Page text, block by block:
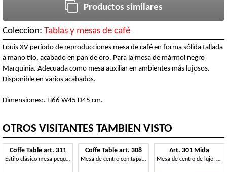
Productos similares
Coleccion: Tablas y mesas de café
Louis XV período de reproducciones mesa de café en forma sólida tallada
a mano tilo, acabado en pan de oro. Para la mesa de mármol negro
Marquinia. Adecuada como mesa auxiliar en ambientes más lujosos.
Disponible en varios acabados.
Dimensiones:. H66 W45 D45 cm.
OTROS VISITANTES TAMBIEN VISTO
Coffe Table art. 311
Estilo clásico mesa pequeña, con dos estantes de cristal
Coffe Table art. 308
Mesa de centro con tapa de madera tallados a mano
Art. 301 Mida
Mesa de centro de lujo, talladas a mano, con 2 estantes de cristal